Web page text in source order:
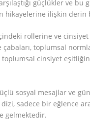
güçlükler ve
hikayelerine ilişkin derin
rollerine ve
toplumsal
toplumsal cinsiyet
sosyal mesajlar ve
sadece bir eğlence
gelmektedir.